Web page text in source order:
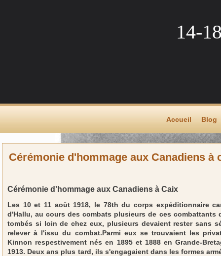
14-
Accueil Blog
Cérémonie d'hommage aux Canadiens à
Cérémonie d'hommage aux Canadiens à Caix
Les 10 et 11 août 1918, le 78th du corps expéditionnaire
d'Hallu, au cours des combats plusieurs de ces combattants
tombés si loin de chez eux, plusieurs devaient rester sans
relever à l'issu du combat.Parmi eux se trouvaient les
Kinnon respestivement nés en 1895 et 1888 en Grande-
1913. Deux ans plus tard, ils s'engagaient dans les formes